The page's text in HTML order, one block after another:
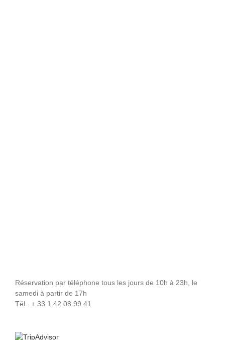
Réservation par téléphone tous les jours de 10h à 23h, le
samedi à partir de 17h
Tél . + 33 1 42 08 99 41